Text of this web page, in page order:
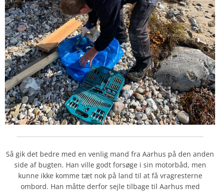
Så gik det bedre med en venlig mand fra Aarhus på den anden
side af bugten. Han ville godt forsøge i sin motorbåd, men
kunne ikke komme tæt nok på land til at få vragresterne
ombord. Han måtte derfor sejle tilbage til Aarhus med